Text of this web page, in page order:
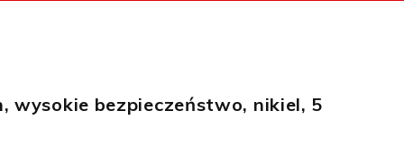
wysokie bezpieczeństwo, nikiel, 5